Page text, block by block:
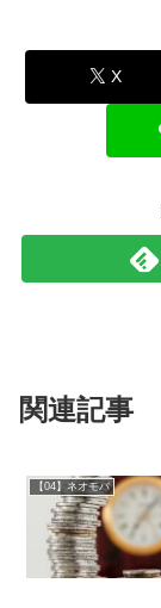
X
関連記事
【04】ネオモバ